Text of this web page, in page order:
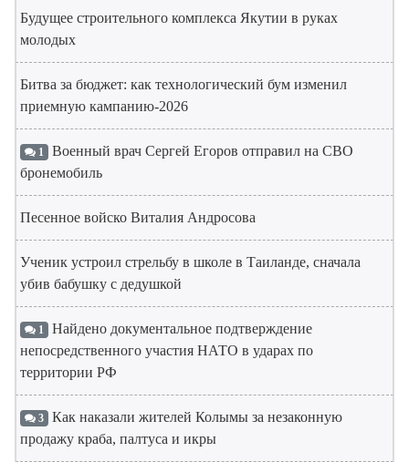
Будущее строительного комплекса Якутии в руках
молодых
Битва за бюджет: как технологический бум изменил
приемную кампанию-2026
1 Военный врач Сергей Егоров отправил на СВО
бронемобиль
Песенное войско Виталия Андросова
Ученик устроил стрельбу в школе в Таиланде, сначала
убив бабушку с дедушкой
1 Найдено документальное подтверждение
непосредственного участия НАТО в ударах по
территории РФ
3 Как наказали жителей Колымы за незаконную
продажу краба, палтуса и икры